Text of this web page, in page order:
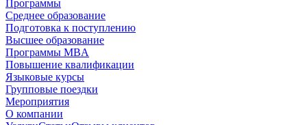
Программы
Среднее образование
Подготовка к поступлению
Высшее образование
Программы MBA
Повышение квалификации
Языковые курсы
Групповые поездки
Мероприятия
О компании